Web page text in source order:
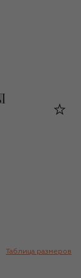
Таблица размеров